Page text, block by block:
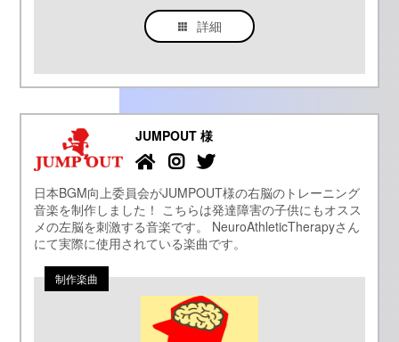
詳細
JUMPOUT 様
日本BGM向上委員会がJUMPOUT様の右脳のトレーニング
音楽を制作しました！ こちらは発達障害の子供にもオスス
メの左脳を刺激する音楽です。 NeuroAthleticTherapyさん
にて実際に使用されている楽曲です。